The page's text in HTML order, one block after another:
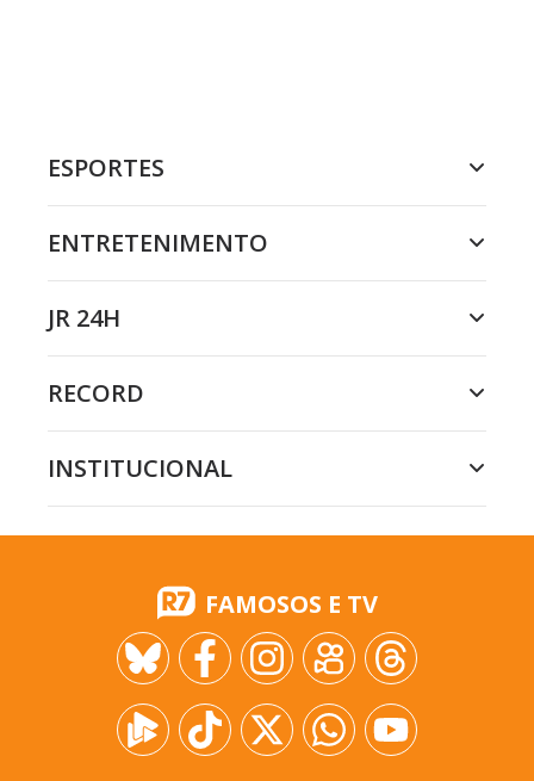
ESPORTES
ENTRETENIMENTO
JR 24H
RECORD
INSTITUCIONAL
FAMOSOS E TV